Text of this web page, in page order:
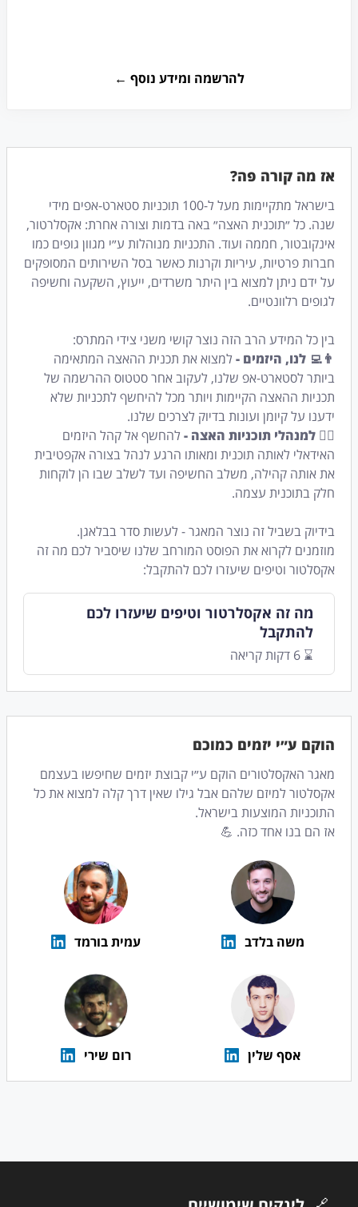
להרשמה ומידע נוסף ←
אז מה קורה פה?
בישראל מתקיימות מעל ל-100 תוכניות סטארט-אפים מידי
שנה. כל ״תוכנית האצה״ באה בדמות וצורה אחרת: אקסלרטור,
אינקובטור, חממה ועוד. התכניות מנוהלות ע״י מגוון גופים כמו
חברות פרטיות, עיריות וקרנות כאשר בסל השירותים המסופקים
על ידם ניתן למצוא בין היתר משרדים, ייעוץ, השקעה וחשיפה
לגופים רלוונטיים.
בין כל המידע הרב הזה נוצר קושי משני צידי המתרס:
👨‍💻 לנו, היזמים -למצוא את תכנית ההאצה המתאימה
ביותר לסטארט-אפ שלנו, לעקוב אחר סטטוס ההרשמה של
תכניות ההאצה הקיימות ויותר מכל להיחשף לתכניות שלא
ידענו על קיומן ועונות בדיוק לצרכים שלנו.
🤵‍♂️ למנהלי תוכניות האצה -להחשף אל קהל היזמים
האידאלי לאותה תוכנית ומאותו הרגע לנהל בצורה אקפטיבית
את אותה קהילה, משלב החשיפה ועד לשלב שבו הן לוקחות
חלק בתוכנית עצמה.
בידיוק בשביל זה נוצר המאגר - לעשות סדר בבלאגן.
מוזמנים לקרוא את הפוסט המורחב שלנו שיסביר לכם מה זה
אקסלטור וטיפים שיעזרו לכם להתקבל:
מה זה אקסלרטור וטיפים שיעזרו לכם
להתקבל
⌛️ 6 דקות קריאה
הוקם ע״י יזמים כמוכם
מאגר האקסלטורים הוקם ע״י קבוצת יזמים שחיפשו בעצמם
אקסלטור למיזם שלהם אבל גילו שאין דרך קלה למצוא את כל
התוכניות המוצעות בישראל.
אז הם בנו אחד כזה. 💪
משה בלדב עמית בורמד
אסף שלין רום שירי